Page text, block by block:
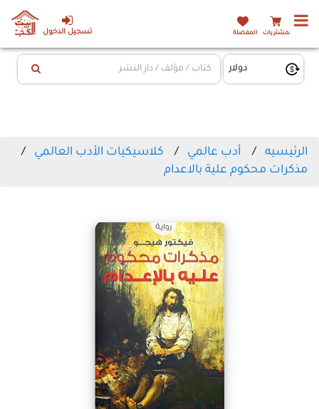
تسجيل الدخول المشتريات المفضلة
الرئيسيه أدب عالمي
كلاسيكيات الأدب العالمي
مذكرات محكوم علية بالاعدام